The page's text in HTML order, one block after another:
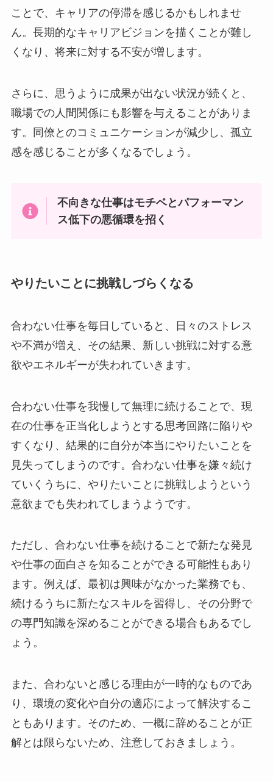
ことで、キャリアの停滞を感じるかもしれませ
ん。長期的なキャリアビジョンを描くことが難し
くなり、将来に対する不安が増します。
さらに、思うように成果が出ない状況が続くと、
職場での人間関係にも影響を与えることがありま
す。同僚とのコミュニケーションが減少し、孤立
感を感じることが多くなるでしょう。
不向きな仕事はモチベとパフォーマン
ス低下の悪循環を招く
やりたいことに挑戦しづらくなる
合わない仕事を毎日していると、日々のストレス
や不満が増え、その結果、新しい挑戦に対する意
欲やエネルギーが失われていきます。
合わない仕事を我慢して無理に続けることで、現
在の仕事を正当化しようとする思考回路に陥りや
すくなり、結果的に自分が本当にやりたいことを
見失ってしまうのです。合わない仕事を嫌々続け
ていくうちに、やりたいことに挑戦しようという
意欲までも失われてしまうようです。
ただし、合わない仕事を続けることで新たな発見
や仕事の面白さを知ることができる可能性もあり
ます。例えば、最初は興味がなかった業務でも、
続けるうちに新たなスキルを習得し、その分野で
の専門知識を深めることができる場合もあるでし
ょう。
また、合わないと感じる理由が一時的なものであ
り、環境の変化や自分の適応によって解決するこ
ともあります。そのため、一概に辞めることが正
解とは限らないため、注意しておきましょう。